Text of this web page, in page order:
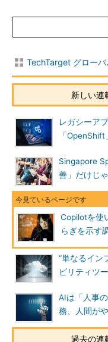
TechTarget グロー
新しい連
レガシーア
「
Singapore
善」だけじ
Copilotを使
らぎを示す
“単なるイン
ビリティツ
AIは「人事
務、人間が
過去の連